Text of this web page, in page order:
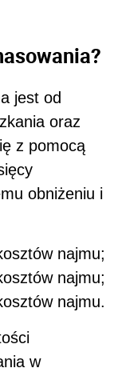
jest od
oraz
z pomocą
obniżeniu i
najmu;
najmu;
najmu.
w